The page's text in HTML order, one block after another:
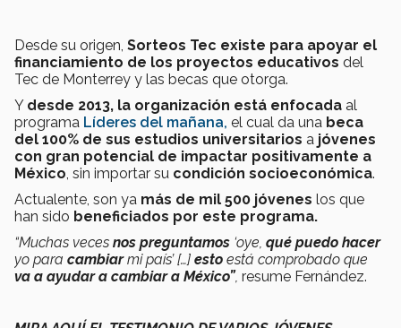
Desde su origen, Sorteos Tec existe para apoyar el
financiamiento de los proyectos educativos del
Tec de Monterrey y las becas que otorga.
Y desde 2013, la organización está enfocada al
programa Líderes del mañana, el cual da una beca
del 100% de sus estudios universitarios a jóvenes
con gran potencial de impactar positivamente a
México , sin importar su condición socioeconómica.
Actualente, son ya más de mil 500 jóvenes los que
han sido beneficiados por este programa.
“Muchas veces nos preguntamos ‘oye, qué puedo hacer
yo para cambiarmi país’ […] esto está comprobado que
va a ayudar a cambiar a México”, resume Fernández.